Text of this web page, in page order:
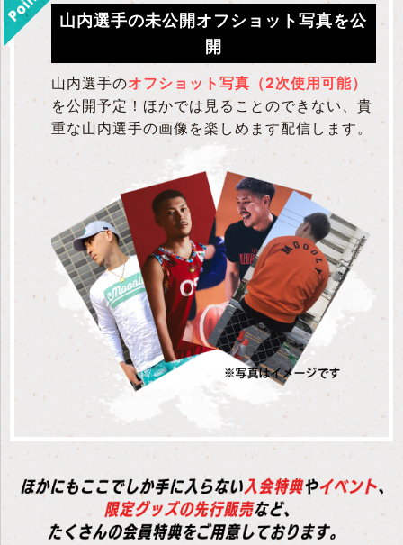
山内選手の未公開オフショット写真を公
開
山内選手のオフショット写真（2次使用可能）
を公開予定！ほかでは見ることのできない、貴
重な山内選手の画像を楽しめます配信します。